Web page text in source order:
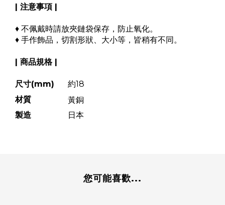
| 注意事項 |
♦ 不佩戴時請放夾鏈袋保存，防止氧化。
♦ 手作飾品，切割形狀、大小等，皆稍有不同。
| 商品規格 |
尺寸(mm)
約18
材質
黃銅
製造
日本
您可能喜歡...